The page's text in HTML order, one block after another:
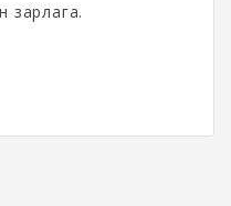
зарлага.